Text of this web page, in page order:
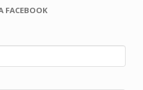
FACEBOOK